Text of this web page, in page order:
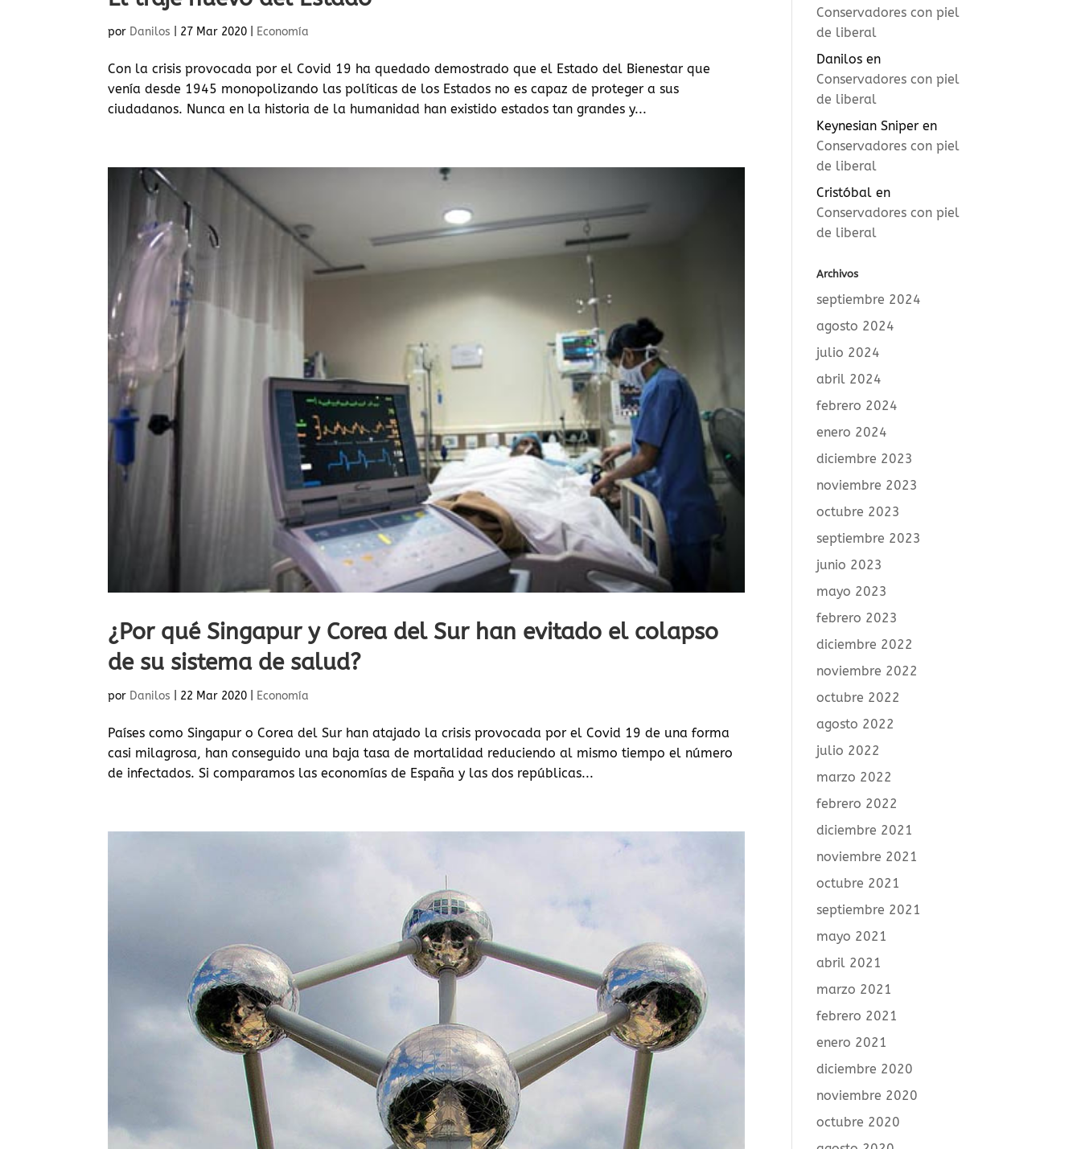
por Danilos 27 Mar 2020 Economía
Con la crisis provocada por el Covid 19 ha quedado demostrado que el Estado del Bienestar que
venía desde 1945 monopolizando las políticas de los Estados no es capaz de proteger a sus
ciudadanos. Nunca en la historia de la humanidad han existido estados tan grandes y...
¿Por qué Singapur y Corea del Sur han evitado el colapso
de su sistema de salud?
por Danilos 22 Mar 2020 Economía
Países como Singapur o Corea del Sur han atajado la crisis provocada por el Covid 19 de una forma
casi milagrosa, han conseguido una baja tasa de mortalidad reduciendo al mismo tiempo el número
de infectados. Si comparamos las economías de España y las dos repúblicas...
Conservadores con piel
de liberal
Danilos en
Conservadores con piel
de liberal
Keynesian Sniper en
Conservadores con piel
de liberal
Cristóbal en
Conservadores con piel
de liberal
Archivos
septiembre 2024
agosto 2024
julio 2024
abril 2024
febrero 2024
enero 2024
diciembre 2023
noviembre 2023
octubre 2023
septiembre 2023
junio 2023
mayo 2023
febrero 2023
diciembre 2022
noviembre 2022
octubre 2022
agosto 2022
julio 2022
marzo 2022
febrero 2022
diciembre 2021
noviembre 2021
octubre 2021
septiembre 2021
mayo 2021
abril 2021
marzo 2021
febrero 2021
enero 2021
diciembre 2020
noviembre 2020
octubre 2020